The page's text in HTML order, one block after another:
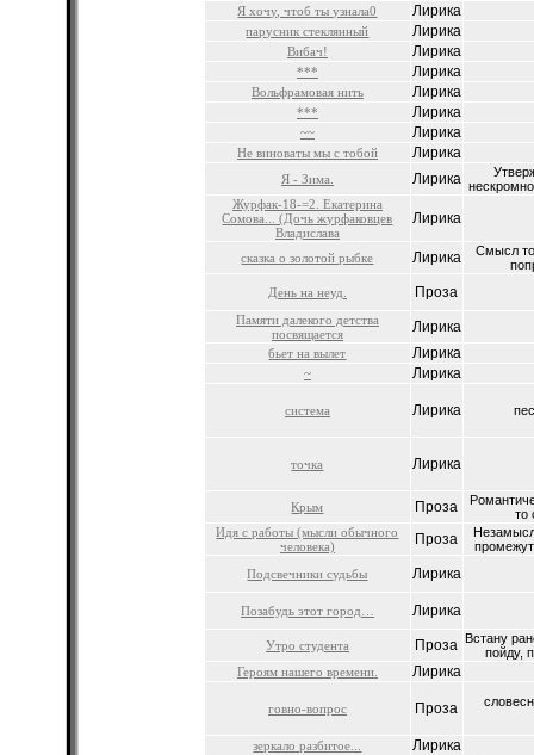
Я хочу, чтоб ты узнала0 Лирика
парусник стеклянный Лирика
Вибач! Лирика
*** Лирика
Вольфрамовая нить Лирика
*** Лирика
~~ Лирика
Не виноваты мы с тобой Лирика
Я - Зима. Лирика
Журфак-18-=2. Екатерина
Сомова... (Дочь журфаковцев
Владислава
Лирика
сказка о золотой рыбке Лирика
Смысл
День на неуд.
Проза
Памяти далекого детства
посвящается
Лирика
бьет на вылет Лирика
~ Лирика
система Лирика
точка Лирика
Крым Проза
то
Идя с работы (мысли обычного
человека)
Проза
Подсвечники судьбы
Лирика
Позабудь этот город… Лирика
Утро студента Проза Встану
пойду,
Героям нашего времени.
Лирика
говно-вопрос Проза
зеркало разбитое... Лирика